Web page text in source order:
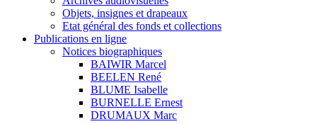
Objets, insignes et drapeaux
Etat général des fonds et collections
Publications en ligne
Notices biographiques
BAIWIR Marcel
BEELEN René
BLUME Isabelle
BURNELLE Ernest
DRUMAUX Marc